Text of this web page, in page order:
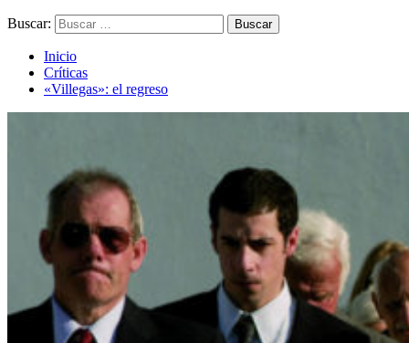
Buscar:
Inicio
Críticas
«Villegas»: el regreso